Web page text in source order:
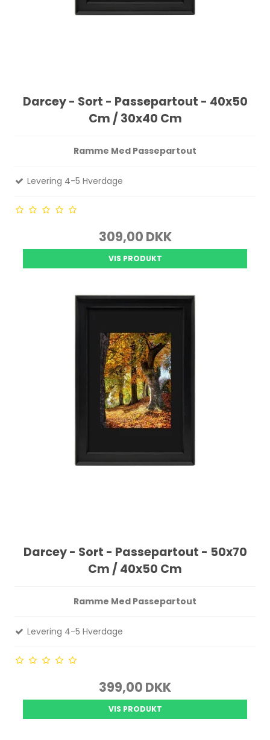
Darcey - Sort - Passepartout - 40x50
Cm / 30x40 Cm
Ramme Med Passepartout
Levering 4-5 Hverdage
309,00 DKK
VIS PRODUKT
Darcey - Sort - Passepartout - 50x70
Cm / 40x50 Cm
Ramme Med Passepartout
Levering 4-5 Hverdage
399,00 DKK
VIS PRODUKT